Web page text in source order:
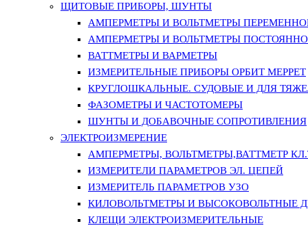
ЩИТОВЫЕ ПРИБОРЫ, ШУНТЫ
АМПЕРМЕТРЫ И ВОЛЬТМЕТРЫ
АМПЕРМЕТРЫ И ВОЛЬТМЕТРЫ
ВАТТМЕТРЫ И ВАРМЕТРЫ
ИЗМЕРИТЕЛЬНЫЕ ПРИБОРЫ ОРБИТ МЕРРЕТ
КРУГЛОШКАЛЬНЫЕ. СУДОВЫЕ И ДЛЯ
ФАЗОМЕТРЫ И ЧАСТОТОМЕРЫ
ШУНТЫ И ДОБАВОЧНЫЕ СОПРОТИВЛЕНИЯ
ЭЛЕКТРОИЗМЕРЕНИЕ
АМПЕРМЕТРЫ, ВОЛЬТМЕТРЫ,ВАТТМЕТР
ИЗМЕРИТЕЛИ ПАРАМЕТРОВ ЭЛ. ЦЕПЕЙ
ИЗМЕРИТЕЛЬ ПАРАМЕТРОВ УЗО
КИЛОВОЛЬТМЕТРЫ И ВЫСОКОВОЛЬТНЫЕ
КЛЕЩИ ЭЛЕКТРОИЗМЕРИТЕЛЬНЫЕ